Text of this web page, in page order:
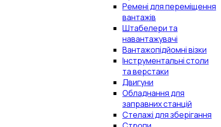
Ремені для переміщення
вантажів
Штабелери та
навантажувачі
Вантажопідйомні візки
Інструментальні столи
та верстаки
Двигуни
Обладнання для
заправних станцій
Стелажі для зберігання